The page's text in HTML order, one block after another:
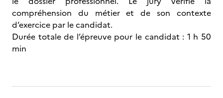
compréhension du métier et de son contexte
d’exercice par le candidat.
Durée totale de l’épreuve pour le candidat : 1 h 50
min